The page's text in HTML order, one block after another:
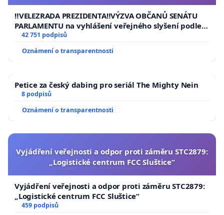
republiky
‼️VELEZRADA PREZIDENTA‼️VÝZVA OBČANŮ SENÁTU
PARLAMENTU na vyhlášení veřejného slyšení podle §
144 jednacího řádu Senátu k návrhu na přijetí
usnesení k podání ústavní žaloby na prezidenta
republiky
42 751 podpisů
Oznámení o transparentnosti
Petice za český dabing pro seriál The Mighty Nein
8 podpisů
Oznámení o transparentnosti
Vyjádření veřejnosti a odpor proti záměru STC2879:
„Logistické centrum FCC Sluštice“
Vyjádření veřejnosti a odpor proti záměru STC2879:
„Logistické centrum FCC Sluštice“
459 podpisů